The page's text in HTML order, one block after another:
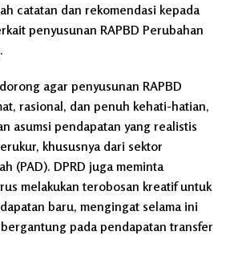
catatan dan rekomendasi kepada
penyusunan RAPBD Perubahan
agar penyusunan RAPBD
rasional, dan penuh kehati-hatian,
asumsi pendapatan yang realistis
khususnya dari sektor
(PAD). DPRD juga meminta
melakukan terobosan kreatif untuk
baru, mengingat selama ini
pada pendapatan transfer